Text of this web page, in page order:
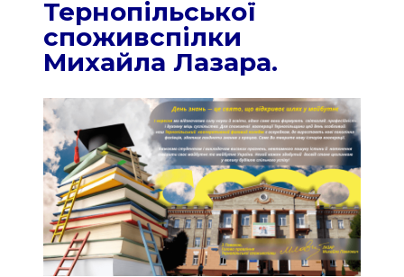
Тернопільської
споживспілки
Михайла Лазара.